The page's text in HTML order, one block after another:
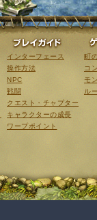
ゲーム紹介
インターフェース
操作方法
NPC
戦闘
クエスト・チャプター
キャラクターの成長
ワープポイント
町
コ
モ
ル